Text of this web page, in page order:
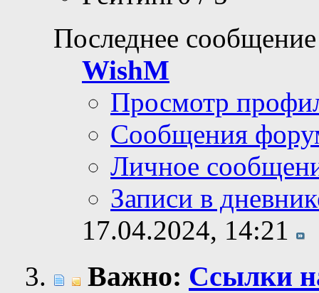
Последнее
WishM
Просмотр
Сообщения
Личное
Записи в
17.04.2024, 14:21
Важно: Ссылки